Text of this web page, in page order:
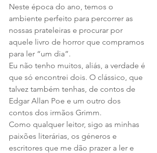
Neste época do ano, temos o
ambiente perfeito para percorrer as
nossas prateleiras e procurar por
aquele livro de horror que compramos
para ler “um dia”.
Eu não tenho muitos, aliás, a verdade é
que só encontrei dois. O clássico, que
talvez também tenhas, de contos de
Edgar Allan Poe e um outro dos
contos dos irmãos Grimm.
Como qualquer leitor, sigo as minhas
paixões literárias, os géneros e
escritores que me dão prazer a ler e